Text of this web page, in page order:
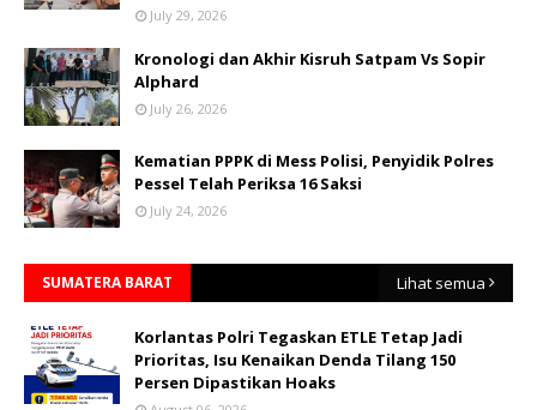
July 29, 2026
Kronologi dan Akhir Kisruh Satpam Vs Sopir
Alphard
July 26, 2026
Kematian PPPK di Mess Polisi, Penyidik Polres
Pessel Telah Periksa 16 Saksi
July 24, 2026
SUMATERA BARAT Lihat semua
Korlantas Polri Tegaskan ETLE Tetap Jadi
Prioritas, Isu Kenaikan Denda Tilang 150
Persen Dipastikan Hoaks